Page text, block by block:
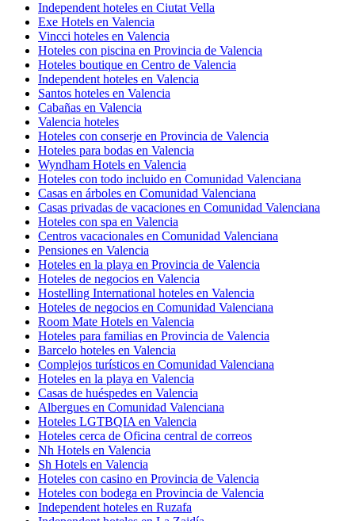
Independent hoteles en Ciutat Vella
Exe Hotels en Valencia
Vincci hoteles en Valencia
Hoteles con piscina en Provincia de Valencia
Hoteles boutique en Centro de Valencia
Independent hoteles en Valencia
Santos hoteles en Valencia
Cabañas en Valencia
Valencia hoteles
Hoteles con conserje en Provincia de Valencia
Hoteles para bodas en Valencia
Wyndham Hotels en Valencia
Hoteles con todo incluido en Comunidad Valenciana
Casas en árboles en Comunidad Valenciana
Casas privadas de vacaciones en Comunidad Valenciana
Hoteles con spa en Valencia
Centros vacacionales en Comunidad Valenciana
Pensiones en Valencia
Hoteles en la playa en Provincia de Valencia
Hoteles de negocios en Valencia
Hostelling International hoteles en Valencia
Hoteles de negocios en Comunidad Valenciana
Room Mate Hotels en Valencia
Hoteles para familias en Provincia de Valencia
Barcelo hoteles en Valencia
Complejos turísticos en Comunidad Valenciana
Hoteles en la playa en Valencia
Casas de huéspedes en Valencia
Albergues en Comunidad Valenciana
Hoteles LGTBQIA en Valencia
Hoteles cerca de Oficina central de correos
Nh Hotels en Valencia
Sh Hotels en Valencia
Hoteles con casino en Provincia de Valencia
Hoteles con bodega en Provincia de Valencia
Independent hoteles en Ruzafa